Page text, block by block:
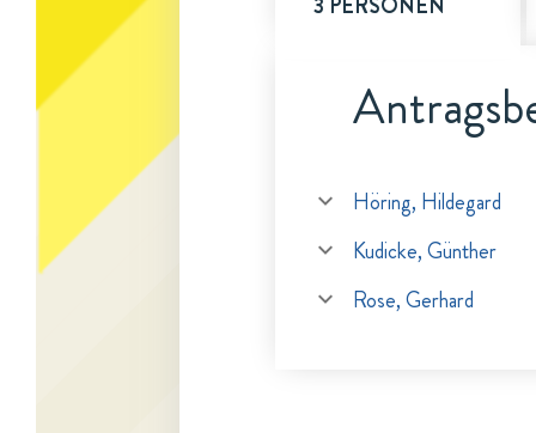
Höring, Hildegard
Kudicke, Günther
Rose, Gerhard